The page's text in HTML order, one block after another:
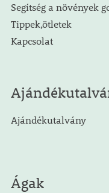
Segítség a növények
Tippek,ötletek
Kapcsolat
Ajándékutalvány
Ágak